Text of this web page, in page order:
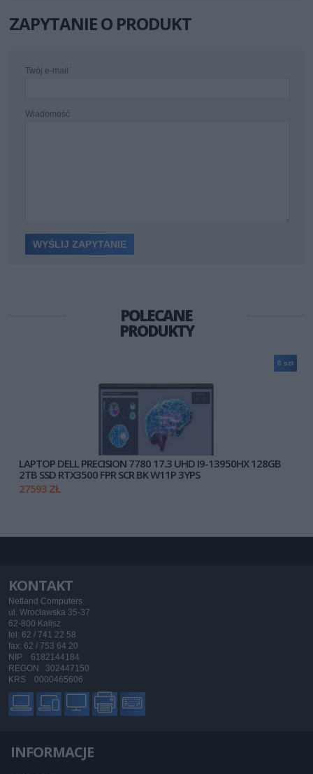
ZAPYTANIE O PRODUKT
Twój e-mail
Wiadomość
POLECANE
PRODUKTY
LAPTOP DELL PRECISION 7780 17.3 UHD I9-13950HX 128GB
2TB SSD RTX3500 FPR SCR BK W11P 3YPS
27593 ZŁ
0 szt
KONTAKT
Netland Computers
ul. Wrocławska 35-37
62-800 Kalisz
tel: 62 / 741 22 58
fax: 62 / 753 64 20
NIP 6182144184
REGON 302447150
KRS 0000465606
INFORMACJE